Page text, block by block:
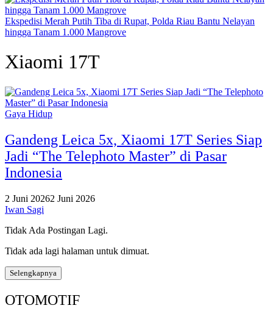
Ekspedisi Merah Putih Tiba di Rupat, Polda Riau Bantu Nelayan
hingga Tanam 1.000 Mangrove
Xiaomi 17T
Gaya Hidup
Gandeng Leica 5x, Xiaomi 17T Series Siap
Jadi “The Telephoto Master” di Pasar
Indonesia
2 Juni 20262 Juni 2026
Iwan Sagi
Tidak Ada Postingan Lagi.
Tidak ada lagi halaman untuk dimuat.
Selengkapnya
OTOMOTIF